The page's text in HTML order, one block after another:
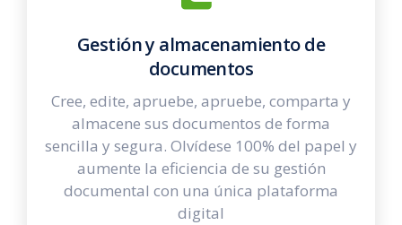
Gestión y almacenamiento de
documentos
Cree, edite, apruebe, apruebe, comparta y
almacene sus documentos de forma
sencilla y segura. Olvídese 100% del papel y
aumente la eficiencia de su gestión
documental con una única plataforma
digital